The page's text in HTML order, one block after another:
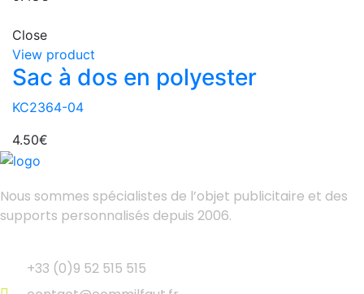
Close
View product
Sac à dos en polyester
KC2364-04
4.50€
Nous sommes spécialistes de l’objet publicitaire et des
supports personnalisés depuis 2006.
+33 (0)9 52 515 515